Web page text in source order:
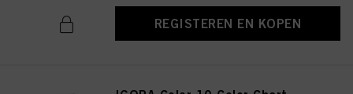
REGISTEREN EN KOPEN